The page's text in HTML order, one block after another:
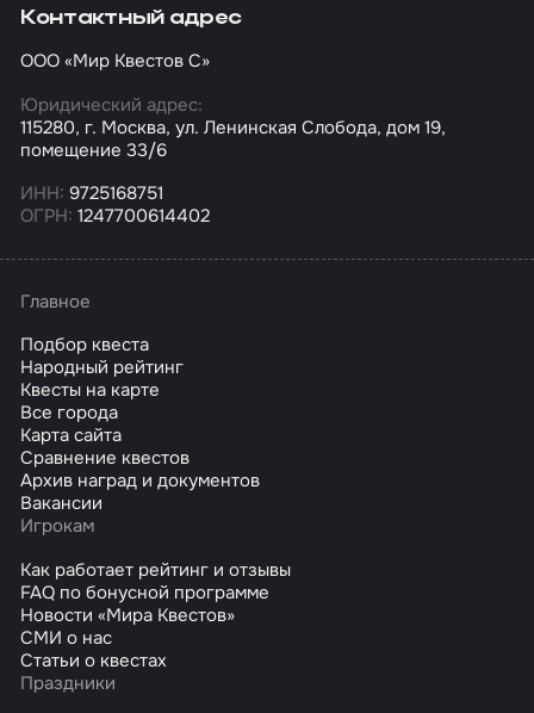
Контактный адрес
ООО «Мир Квестов С»
Юридический адрес:
115280, г. Москва, ул. Ленинская Слобода, дом 19,
помещение 33/6
ИНН: 9725168751
ОГРН: 1247700614402
Главное
Подбор квеста
Народный рейтинг
Квесты на карте
Все города
Карта сайта
Сравнение квестов
Архив наград и документов
Вакансии
Игрокам
Как работает рейтинг и отзывы
FAQ по бонусной программе
Новости «Мира Квестов»
СМИ о нас
Статьи о квестах
Праздники